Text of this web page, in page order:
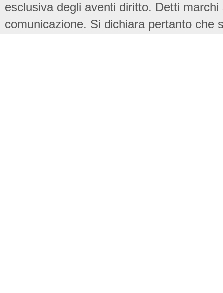
esclusiva degli aventi diritto. Detti
comunicazione. Si dichiara pertanto che